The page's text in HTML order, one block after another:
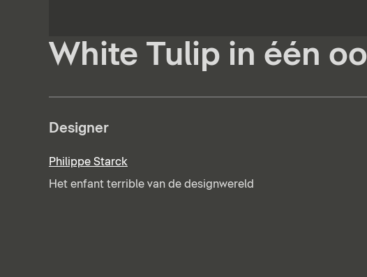
White Tulip in één
Designer
Philippe Starck
Het enfant terrible van de designwereld